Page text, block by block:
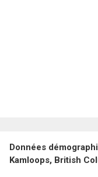
Données
Kamloops, British